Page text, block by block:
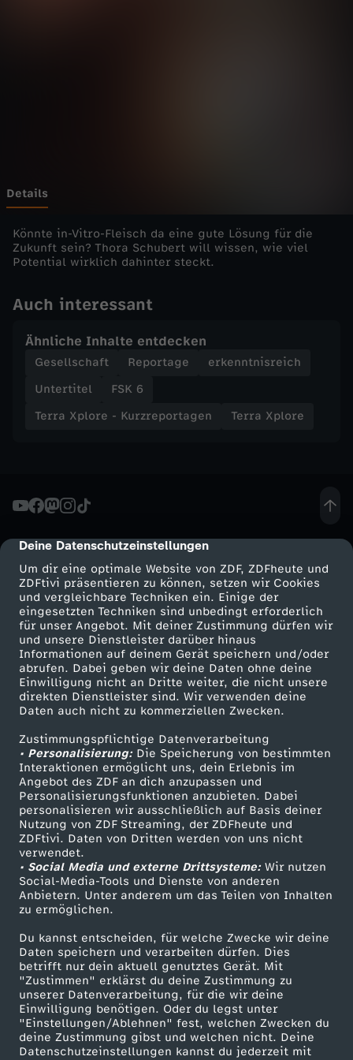
cmp-dialog-description
Deine Datenschutzeinstellungen
Um dir eine optimale Website von ZDF, ZDFheute und
ZDFtivi präsentieren zu können, setzen wir Cookies
und vergleichbare Techniken ein. Einige der
eingesetzten Techniken sind unbedingt erforderlich
für unser Angebot. Mit deiner Zustimmung dürfen wir
und unsere Dienstleister darüber hinaus
Informationen auf deinem Gerät speichern und/oder
abrufen. Dabei geben wir deine Daten ohne deine
Einwilligung nicht an Dritte weiter, die nicht unsere
direkten Dienstleister sind. Wir verwenden deine
Daten auch nicht zu kommerziellen Zwecken.
Zustimmungspflichtige Datenverarbeitung
• Personalisierung:Die Speicherung von bestimmten
Interaktionen ermöglicht uns, dein Erlebnis im
Angebot des ZDF an dich anzupassen und
Personalisierungsfunktionen anzubieten. Dabei
personalisieren wir ausschließlich auf Basis deiner
Nutzung von ZDF Streaming, der ZDFheute und
ZDFtivi. Daten von Dritten werden von uns nicht
verwendet.
• Social Media und externe Drittsysteme:Wir nutzen
Social-Media-Tools und Dienste von anderen
Anbietern. Unter anderem um das Teilen von Inhalten
zu ermöglichen.
Du kannst entscheiden, für welche Zwecke wir deine
Daten speichern und verarbeiten dürfen. Dies
betrifft nur dein aktuell genutztes Gerät. Mit
"Zustimmen" erklärst du deine Zustimmung zu
unserer Datenverarbeitung, für die wir deine
Einwilligung benötigen. Oder du legst unter
"Einstellungen/Ablehnen" fest, welchen Zwecken du
deine Zustimmung gibst und welchen nicht. Deine
Datenschutzeinstellungen kannst du jederzeit mit
K
u
r
z
r
e
p
r
t
a
g
e
n
-
I
s
t
F
l
e
i
s
Details
Könnte in-Vitro-Fleisch da eine gute Lösung für die
Zukunft sein? Thora Schubert will wissen, wie viel
Potential wirklich dahinter steckt.
Auch interessant
Ähnliche Inhalte entdecken
Gesellschaft Reportage
erkenntnisreich
Untertitel
FSK 6
Terra Xplore - Kurzreportagen
Terra Xplore
Mehr ZDF
ZDF-Apps
Smart TV
ZDFtext
Livestreams
Sendungen A-Z
TV-Programm
Service
ZDFmitreden
Kontakt zum ZDF
Tickets
Zuschauerservice
Hilfe
ZDF Unternehmen
Karriere
ZDF goes Schule
Werbefernsehen
Mainzelmännchen